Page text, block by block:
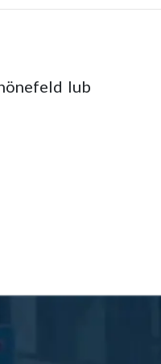
lub